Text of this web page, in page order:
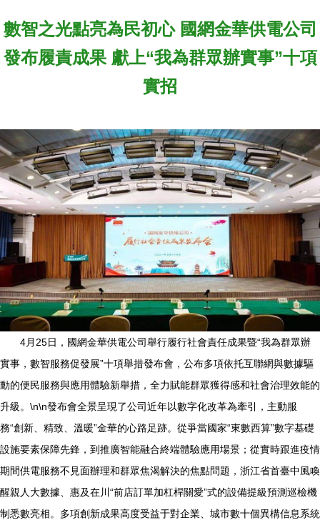
數智之光點亮為民初心 國網金華供電公司
發布履責成果 獻上“我為群眾辦實事”十項
實招
4月25日，國網金華供電公司舉行履行社會責任成果暨“我為群眾辦
實事，數智服務促發展”十項舉措發布會，公布多項依托互聯網與數據驅
動的便民服務與應用體驗新舉措，全力賦能群眾獲得感和社會治理效能的
升級。\n\n發布會全景呈現了公司近年以數字化改革為牽引，主動服
務“創新、精致、溫暖”金華的心路足跡。從爭當國家“東數西算”數字基礎
設施要素保障先鋒，到推廣智能融合終端體驗應用場景；從實時跟進疫情
期間供電服務不見面辦理和群眾焦渴解決的焦點問題，浙江省首臺中風喚
醒親人大數據、惠及在川“前店訂單加杠桿關愛”式的設備提級預測巡檢機
制悉數亮相。多項創新成果高度受益于對企業、城市數十個異構信息系統